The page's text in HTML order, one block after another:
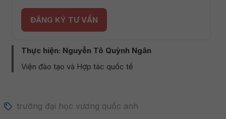
ĐĂNG KÝ TƯ VẤN
Thực hiện: Nguyễn Tô Quỳnh Ngân
Viện đào tạo và Hợp tác quốc tế
trường đại học vương quốc anh